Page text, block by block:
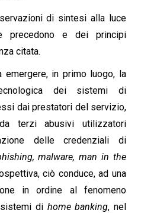
di sintesi alla luce
precedono e dei principi
citata.
emergere, in primo luogo, la
dei sistemi di
dai prestatori del servizio,
terzi abusivi utilizzatori
delle credenziali di
malware, man in the
ciò conduce, ad una
in ordine al fenomeno
di home banking, nel